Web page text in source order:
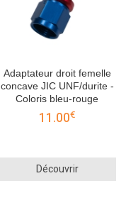
Adaptateur droit femelle
concave JIC UNF/durite -
Coloris bleu-rouge
11.00€
Découvrir